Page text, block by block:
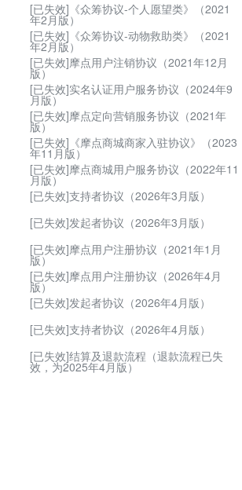
[已失效]《众筹协议-个人愿望类》（2021
年2月版）
[已失效]《众筹协议-动物救助类》（2021
年2月版）
[已失效]摩点用户注销协议（2021年12月
版）
[已失效]实名认证用户服务协议（2024年9
月版）
[已失效]摩点定向营销服务协议（2021年
版）
[已失效]《摩点商城商家入驻协议》（2023
年11月版）
[已失效]摩点商城用户服务协议（2022年11
月版）
[已失效]支持者协议（2026年3月版）
[已失效]发起者协议（2026年3月版）
[已失效]摩点用户注册协议（2021年1月
版）
[已失效]摩点用户注册协议（2026年4月
版）
[已失效]发起者协议（2026年4月版）
[已失效]支持者协议（2026年4月版）
[已失效]结算及退款流程（退款流程已失
效，为2025年4月版）